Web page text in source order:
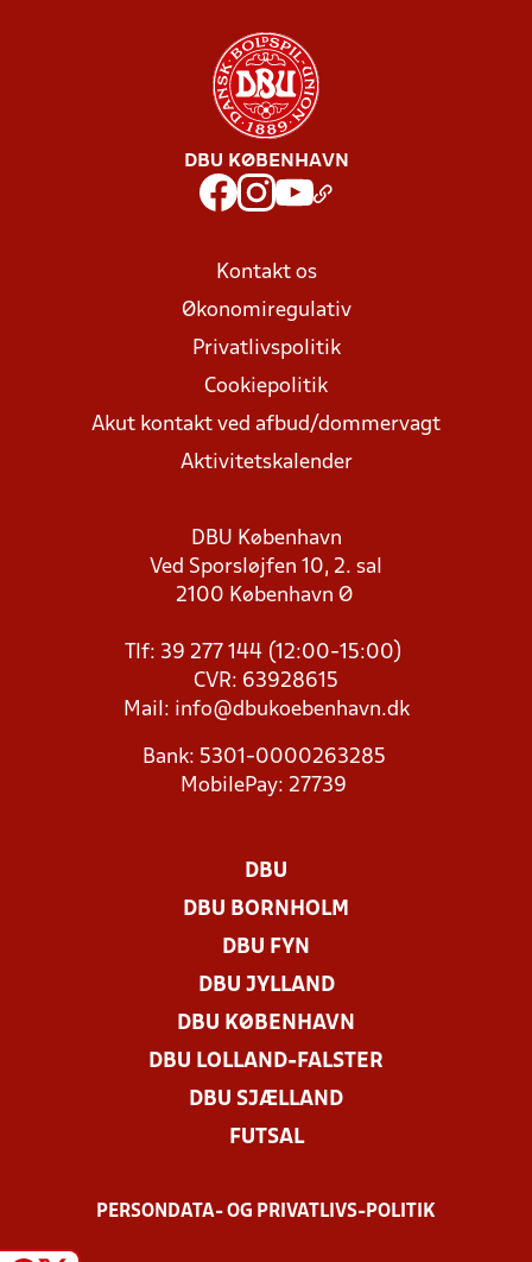
DBU KØBENHAVN
Kontakt os
Økonomiregulativ
Privatlivspolitik
Cookiepolitik
Akut kontakt ved afbud/dommervagt
Aktivitetskalender
DBU København
Ved Sporsløjfen 10, 2. sal
2100 København Ø
Tlf: 39 277 144 (12:00-15:00)
CVR: 63928615
Mail: info@dbukoebenhavn.dk
Bank: 5301-0000263285
MobilePay: 27739
DBU
DBU BORNHOLM
DBU FYN
DBU JYLLAND
DBU KØBENHAVN
DBU LOLLAND-FALSTER
DBU SJÆLLAND
FUTSAL
PERSONDATA- OG PRIVATLIVS-POLITIK